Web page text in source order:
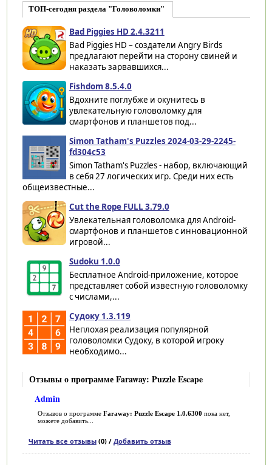
ТОП-сегодня раздела "Головоломки"
Bad Piggies HD 2.4.3211
Bad Piggies HD – создатели Angry Birds
предлагают перейти на сторону свиней и
наказать зарвавшихся...
Fishdom 8.5.4.0
Вдохните поглубже и окунитесь в
увлекательную головоломку для
смартфонов и планшетов под...
Simon Tatham's Puzzles 2024-03-29-2245-
fd304c53
Simon Tatham's Puzzles - набор, включающий
в себя 27 логических игр. Среди них есть
общеизвестные...
Cut the Rope FULL 3.79.0
Увлекательная головоломка для Android-
смартфонов и планшетов с инновационной
игровой...
Sudoku 1.0.0
Бесплатное Android-приложение, которое
представляет собой известную головоломку
с числами,...
Судоку 1.3.119
Неплохая реализация популярной
головоломки Судоку, в которой игроку
необходимо...
Отзывы о программе Faraway: Puzzle Escape
Admin
Отзывов о программе Faraway: Puzzle Escape 1.0.6300 пока нет,
можете добавить...
Читать все отзывы(0) / Добавить отзыв